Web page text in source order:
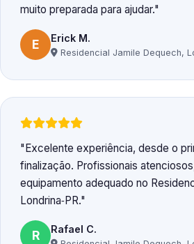
muito preparada para ajudar.
E Erick M.
Residencial Jamile Dequech,
Excelente experiência, desde o
finalização. Profissionais
equipamento adequado no
Londrina‑PR.
R Rafael C.